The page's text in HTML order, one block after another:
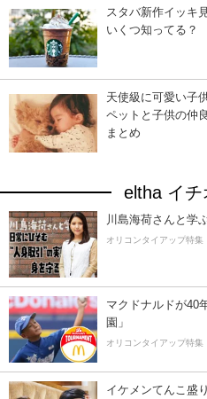
スタバ新作イッキ
いくつ知ってる？
天使級に可愛い子
ペットと子供の仲
まとめ
eltha イチ
川島海荷さんと学
オリコンタイアップ特集
マクドナルドが40
園」
オリコンタイアップ特集
イケメンてんこ盛